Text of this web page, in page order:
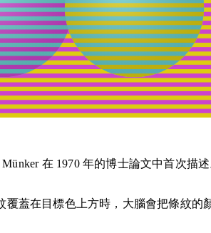
在 1970 年的博士論文中首次描
覆蓋在目標色上方時，大腦會把條紋的